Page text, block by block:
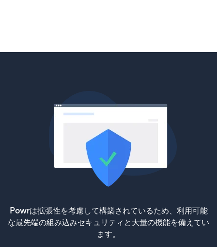
Powrは拡張性を考慮して構築されているため、利用可能
な最先端の組み込みセキュリティと大量の機能を備えてい
ます。